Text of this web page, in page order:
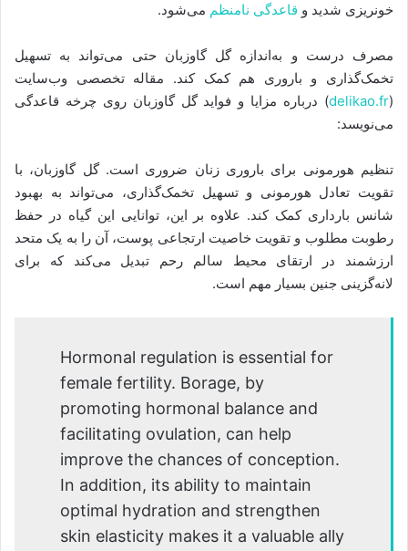
خونریزی شدید و قاعدگی نامنظم می‌شود.
مصرف درست و به‌اندازه گل گاوزبان حتی می‌تواند به تسهیل
تخمک‌گذاری و باروری هم کمک کند. مقاله تخصصی وب‌سایت
(
delikao.fr) درباره مزایا و فواید گل گاوزبان روی چرخه قاعدگی
می‌نویسد:
تنظیم هورمونی برای باروری زنان ضروری است. گل گاوزبان، با
تقویت تعادل هورمونی و تسهیل تخمک‌گذاری، می‌تواند به بهبود
شانس بارداری کمک کند. علاوه بر این، توانایی این گیاه در حفظ
رطوبت مطلوب و تقویت خاصیت ارتجاعی پوست، آن را به یک متحد
ارزشمند در ارتقای محیط سالم رحم تبدیل می‌کند که برای
لانه‌گزینی جنین بسیار مهم است.
Hormonal regulation is essential for
female fertility. Borage, by
promoting hormonal balance and
facilitating ovulation, can help
improve the chances of conception.
In addition, its ability to maintain
optimal hydration and strengthen
skin elasticity makes it a valuable ally